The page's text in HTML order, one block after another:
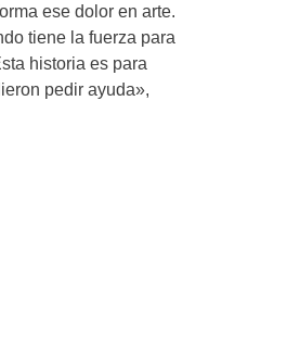
ese dolor en arte.
tiene la fuerza para
historia es para
pedir ayuda»,